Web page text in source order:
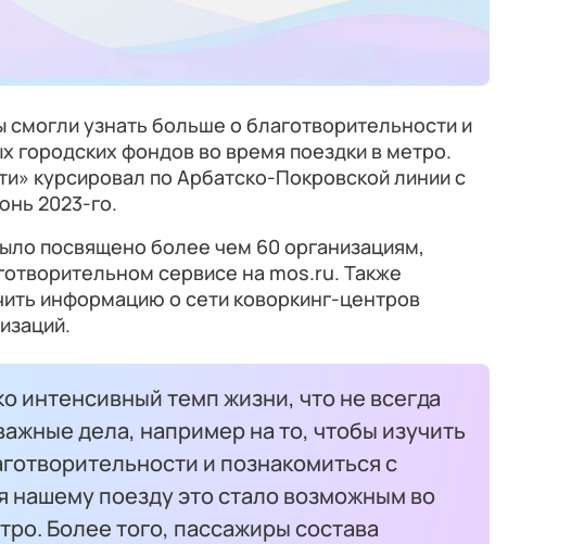
смогли узнать больше о благотворительности и
городских фондов во время поездки в метро.
курсировал по Арбатско-Покровской линии с
2023-го.
посвящено более чем 60 организациям,
сервисе на mos.ru. Также
информацию о сети коворкинг-центров
интенсивный темп жизни, что не всегда
дела, например на то, чтобы изучить
и познакомиться с
нашему поезду это стало возможным во
Более того, пассажиры состава